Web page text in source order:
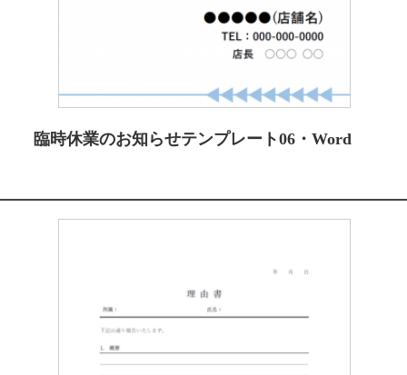
臨時休業のお知らせテンプレート06・Word